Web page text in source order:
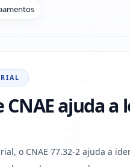
CNAE ajuda a
o CNAE 77.32-2 ajuda a